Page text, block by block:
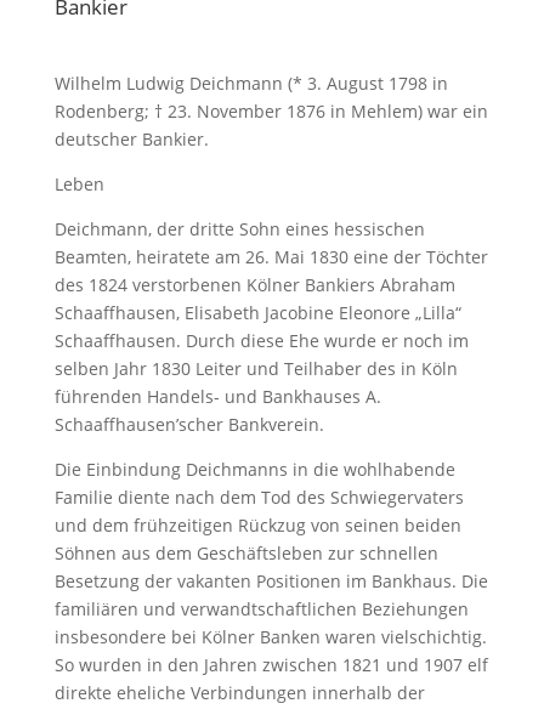
Bankier
Wilhelm Ludwig Deichmann (* 3. August 1798 in
Rodenberg; † 23. November 1876 in Mehlem) war ein
deutscher Bankier.
Leben
Deichmann, der dritte Sohn eines hessischen
Beamten, heiratete am 26. Mai 1830 eine der Töchter
des 1824 verstorbenen Kölner Bankiers Abraham
Schaaffhausen, Elisabeth Jacobine Eleonore „Lilla“
Schaaffhausen. Durch diese Ehe wurde er noch im
selben Jahr 1830 Leiter und Teilhaber des in Köln
führenden Handels- und Bankhauses A.
Schaaffhausen’scher Bankverein.
Die Einbindung Deichmanns in die wohlhabende
Familie diente nach dem Tod des Schwiegervaters
und dem frühzeitigen Rückzug von seinen beiden
Söhnen aus dem Geschäftsleben zur schnellen
Besetzung der vakanten Positionen im Bankhaus. Die
familiären und verwandtschaftlichen Beziehungen
insbesondere bei Kölner Banken waren vielschichtig.
So wurden in den Jahren zwischen 1821 und 1907 elf
direkte eheliche Verbindungen innerhalb der